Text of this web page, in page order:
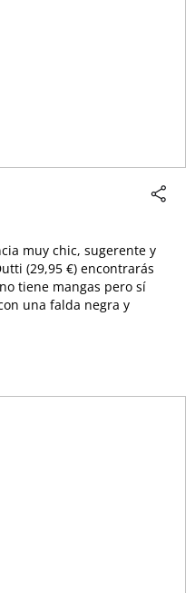
muy chic, sugerente y
(29,95 €) encontrarás
tiene mangas pero sí
una falda negra y